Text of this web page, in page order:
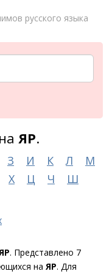
русского языка
ЯР.
З И К Л
М
Х Ц Ч
Ш
. Представлено 7
на ЯР. Для